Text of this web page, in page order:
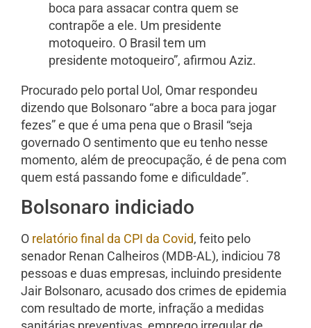
boca para assacar contra quem se
contrapõe a ele. Um presidente
motoqueiro. O Brasil tem um
presidente motoqueiro”, afirmou Aziz.
Procurado pelo portal Uol, Omar respondeu
dizendo que Bolsonaro “abre a boca para jogar
fezes” e que é uma pena que o Brasil “seja
governado O sentimento que eu tenho nesse
momento, além de preocupação, é de pena com
quem está passando fome e dificuldade”.
Bolsonaro indiciado
O relatório final da CPI da Covid, feito pelo
senador Renan Calheiros (MDB-AL), indiciou 78
pessoas e duas empresas, incluindo presidente
Jair Bolsonaro, acusado dos crimes de epidemia
com resultado de morte, infração a medidas